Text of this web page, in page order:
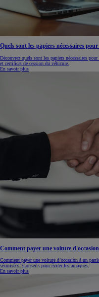
Quels sont les papiers nécessaires
Découvrez quels sont les papiers nécessaires
et certificat de cession du véhicule.
En savoir plus
Comment payer une voiture
Comment payer une voiture d’occasion à un
sécurisées. Conseils pour éviter les arnaques.
En savoir plus